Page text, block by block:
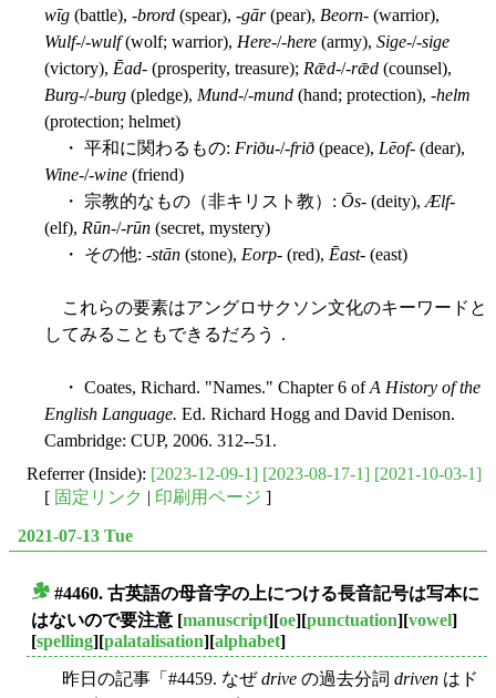
wīg (battle), -brord (spear), -gār(pear), Beorn- (warrior),
Wulf-/-wulf(wolf; warrior), Here-/-here (army), Sige-/-sige
(victory), Ēad- (prosperity, treasure); Rǣd-/-rǣd (counsel),
Burg-/-burg (pledge), Mund-/-mund (hand; protection), -helm
(protection; helmet)
・ 平和に関わるもの: Friðu-/-frið (peace), Lēof- (dear),
Wine-/-wine (friend)
・ 宗教的なもの（非キリスト教）: Ōs- (deity),Ælf-
(elf), Rūn-/-rūn (secret, mystery)
・ その他: -stān (stone), Eorp- (red), Ēast- (east)
これらの要素はアングロサクソン文化のキーワードと
してみることもできるだろう．
・ Coates, Richard. "Names." Chapter 6 ofA History of the
English Language. Ed. Richard Hogg and David Denison.
Cambridge: CUP, 2006. 312--51.
Referrer (Inside): [2023-12-09-1] [2023-08-17-1] [2021-10-03-1]
[ 固定リンク 印刷用ページ ]
2021-07-13 Tue
#4460. 古英語の母音字の上につける長音記号は写本に
はないので要注意 [manuscript][oe][punctuation][vowel]
[spelling][palatalisation][alphabet]
昨日の記事「#4459. なぜdrive の過去分詞 driven はド